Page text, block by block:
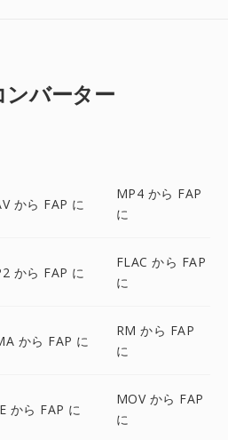
ンバーター
から FAP に
MP4 から FAP
に
から FAP に
FLAC から FAP
に
から FAP に
RM から FAP
に
から FAP に
MOV から FAP
に